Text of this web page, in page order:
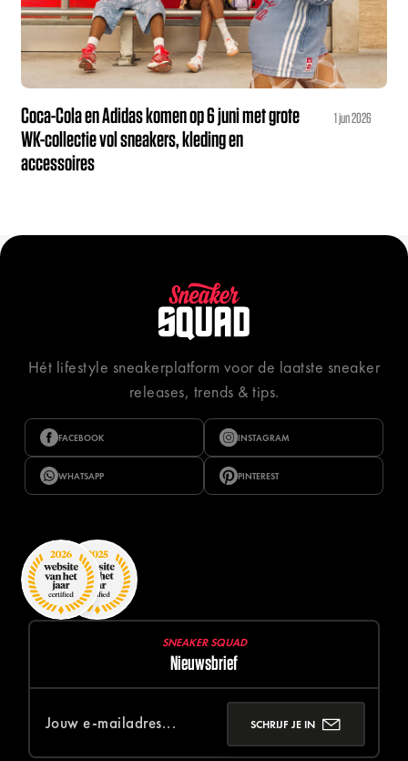
Coca-Cola en Adidas komen op 6 juni met grote
WK-collectie vol sneakers, kleding en
accessoires
1 jun 2026
Hét lifestyle sneakerplatform voor de laatste sneaker
releases, trends & tips.
FACEBOOK INSTAGRAM
WHATSAPP PINTEREST
SNEAKER SQUAD
Nieuwsbrief
SCHRIJF JE IN